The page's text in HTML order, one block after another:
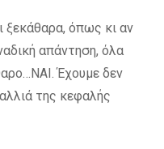
ξεκάθαρα, όπως κι αν
απάντηση, όλα
Έχουμε δεν
της κεφαλής